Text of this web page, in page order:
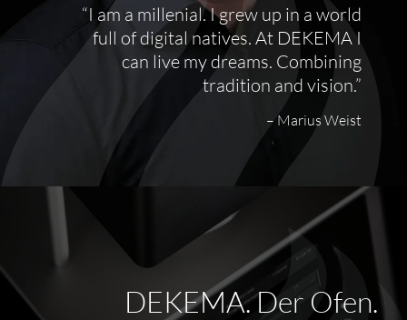
I am a millenial. I grew up in a world
full of digital natives. At DEKEMA I
can live my dreams. Combining
tradition and vision.
– Marius Weist
DEKEMA. Der Ofen.